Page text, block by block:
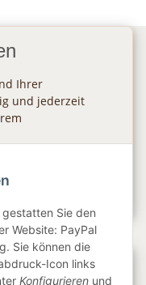
Ihrer
und jederzeit
gestatten Sie den
Website: PayPal
Sie können die
Icon links
Konfigurieren und